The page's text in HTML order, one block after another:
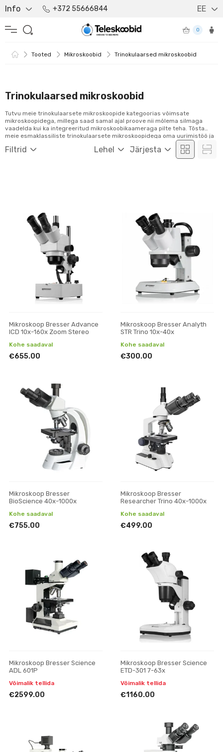
Info +372 55666844 EE
0
Tooted Mikroskoobid Trinokulaarsed mikroskoobid
Trinokulaarsed mikroskoobid
Filtrid Lehel Järjesta
Tutvu meie trinokulaarsete mikroskoopide kategoorias võimsate
mikroskoopidega, millega saad samal ajal proove nii mõlema silmaga
vaadelda kui ka integreeritud mikroskoobikaameraga pilte teha. Tõsta
meie esmaklassiliste trinokulaarsete mikroskoopidega oma uurimistöö ja
analüüsi kvaliteeti. Uuri meie tootevalikut ja telli hõlpsalt veebist!
Mikroskoop Bresser Advance
ICD 10x-160x Zoom Stereo
Kohe saadaval
€655.00
Mikroskoop Bresser Analyth
STR Trino 10x-40x
Kohe saadaval
€300.00
Mikroskoop Bresser
BioScience 40x-1000x
Kohe saadaval
€755.00
Mikroskoop Bresser
Researcher Trino 40x-1000x
Kohe saadaval
€499.00
Mikroskoop Bresser Science
ADL 601P
Võimalik tellida
€2599.00
Mikroskoop Bresser Science
ETD-301 7-63x
Võimalik tellida
€1160.00